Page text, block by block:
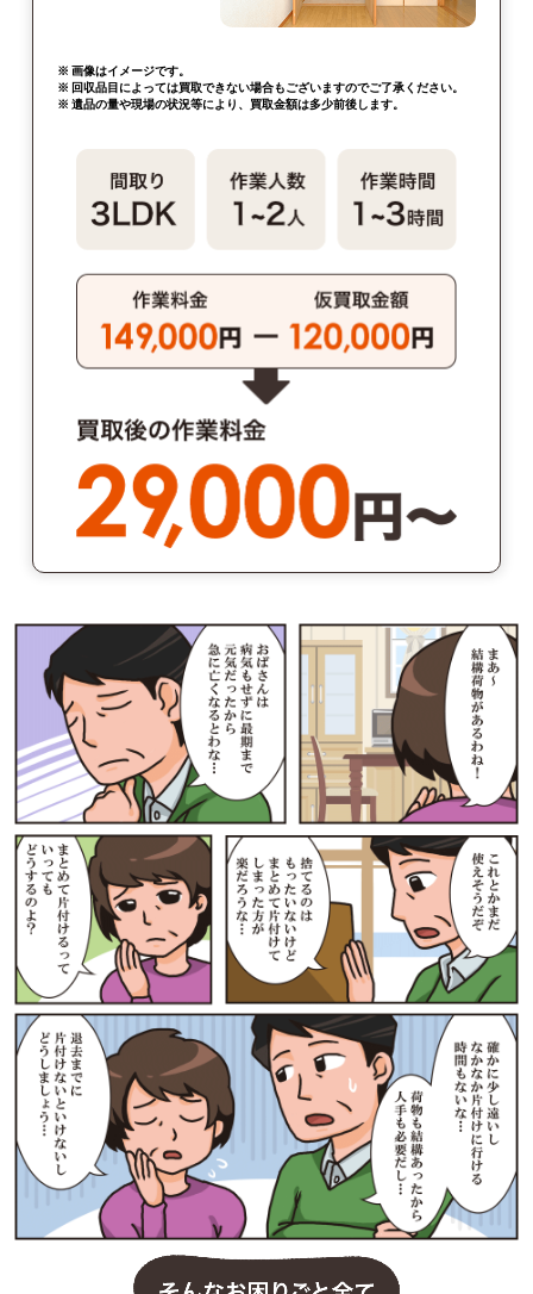
※ 画像はイメージです。
※ 回収品目によっては買取できない場合もございますのでご了承ください。
※ 遺品の量や現場の状況等により、買取金額は多少前後します。